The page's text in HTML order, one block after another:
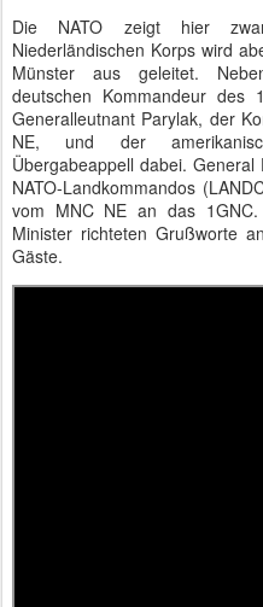
Die NATO zeigt hier
Niederländischen Korps wird
Münster aus geleitet.
deutschen Kommandeur des
Generalleutnant Parylak, der
NE, und der
Übergabeappell dabei.
NATO-Landkommandos
vom MNC NE an das
Minister richteten Grußworte
Gäste.